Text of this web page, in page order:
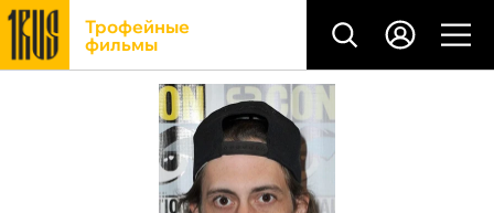
Трофейные
фильмы